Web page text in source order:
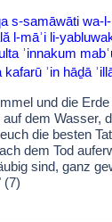
s-samāwāti wa-
l-māʾi li-
ʾinnakum
ʾin hāḏā
und die
dem Wasser,
die besten
dem Tod
sind, ganz
(7)